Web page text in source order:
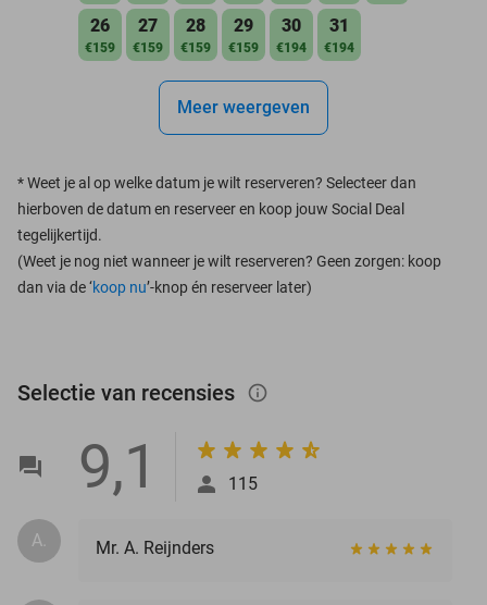
26
€159
27
€159
28
€159
29
€159
30
€194
31
€194
Meer weergeven
*Weet je al op welke datum je wilt reserveren? Selecteer dan
hierboven de datum en reserveer en koop jouw Social Deal
tegelijkertijd.
(Weet je nog niet wanneer je wilt reserveren? Geen zorgen: koop
dan via de ‘koop nu’-knop én reserveer later)
Selectie van recensies info_outlined
9,1 115
A. Mr. A. Reijnders